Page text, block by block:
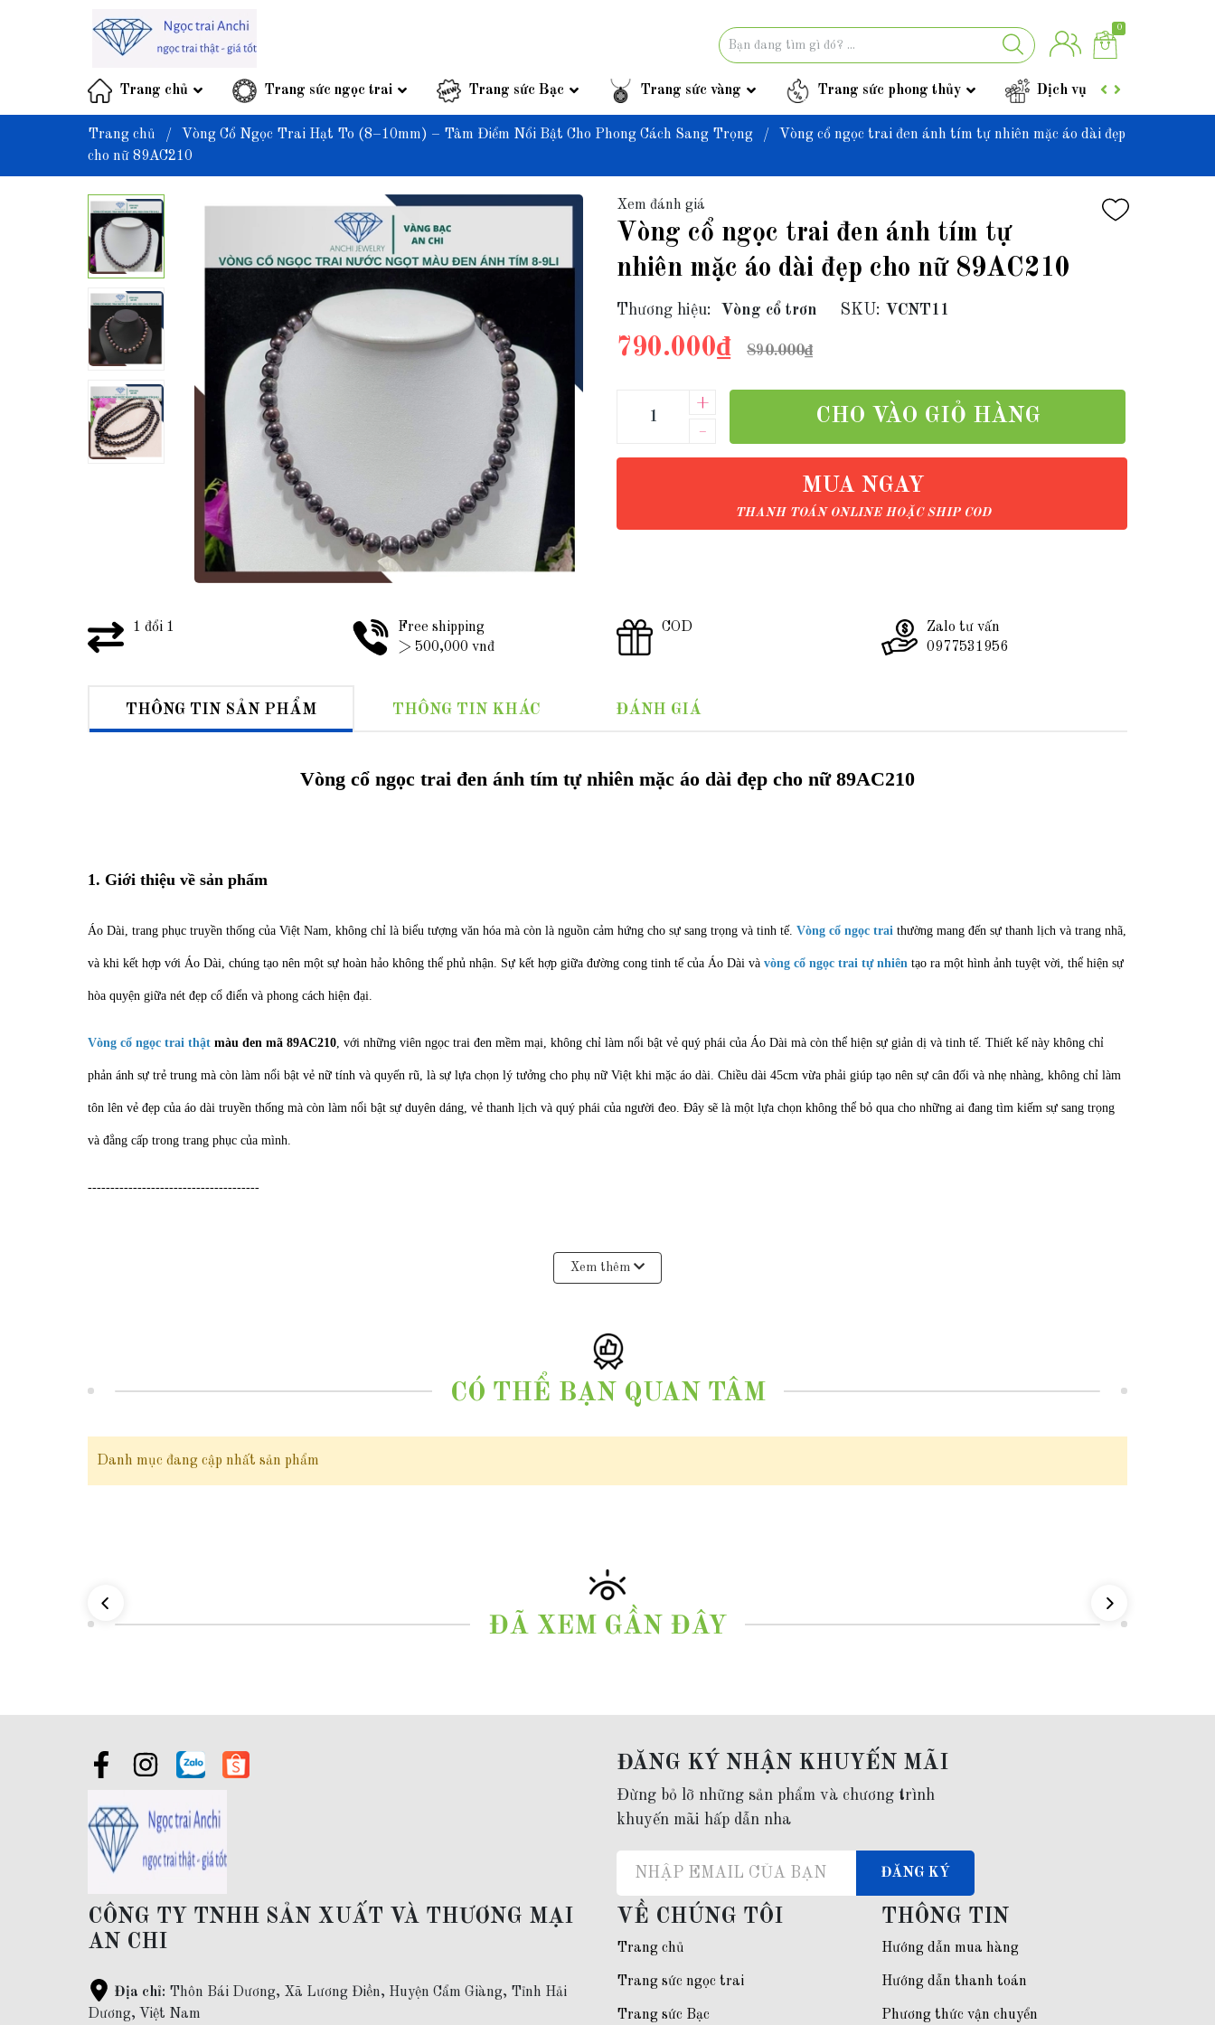
0
Trang chủ Trang sức ngọc trai Trang sức Bạc Trang sức vàng Trang sức phong thủy Dịch vụ
Trang chủ / Vòng Cổ Ngọc Trai Hạt To (8–10mm) – Tâm Điểm Nổi Bật Cho Phong Cách Sang Trọng /
Vòng cổ ngọc trai đen ánh tím tự nhiên mặc áo dài đẹp
cho nữ 89AC210
Xem đánh giá
Vòng cổ ngọc trai đen ánh tím tự
nhiên mặc áo dài đẹp cho nữ 89AC210
Thương hiệu: Vòng cổ trơn SKU: VCNT11
790.000₫ 890.000₫
–
+
CHO VÀO GIỎ HÀNG
MUA NGAY
THANH TOÁN ONLINE HOẶC SHIP COD
1 đổi 1
Free shipping
> 500,000 vnđ
COD
Zalo tư vấn
0977531956
THÔNG TIN SẢN PHẨM THÔNG TIN KHÁC ĐÁNH GIÁ
Vòng cổ ngọc trai đen ánh tím tự nhiên mặc áo dài đẹp cho nữ 89AC210
1. Giới thiệu về sản phẩm
Áo Dài, trang phục truyền thống của Việt Nam, không chỉ là biểu tượng văn hóa mà còn là nguồn cảm hứng cho sự sang trọng và tinh tế. Vòng cổ ngọc trai thường mang đến sự thanh lịch và trang nhã,
và khi kết hợp với Áo Dài, chúng tạo nên một sự hoàn hảo không thể phủ nhận. Sự kết hợp giữa đường cong tinh tế của Áo Dài và vòng cổ ngọc trai tự nhiên tạo ra một hình ảnh tuyệt vời, thể hiện sự
hòa quyện giữa nét đẹp cổ điển và phong cách hiện đại.
Vòng cổ ngọc trai thật màu đen mã 89AC210, với những viên ngọc trai đen mềm mại, không chỉ làm nổi bật vẻ quý phái của Áo Dài mà còn thể hiện sự giản dị và tinh tế. Thiết kế này không chỉ
phản ánh sự trẻ trung mà còn làm nổi bật vẻ nữ tính và quyến rũ, là sự lựa chọn lý tưởng cho phụ nữ Việt khi mặc áo dài. Chiều dài 45cm vừa phải giúp tạo nên sự cân đối và nhẹ nhàng, không chỉ làm
tôn lên vẻ đẹp của áo dài truyền thống mà còn làm nổi bật sự duyên dáng, vẻ thanh lịch và quý phái của người đeo. Đây sẽ là một lựa chọn không thể bỏ qua cho những ai đang tìm kiếm sự sang trọng
và đẳng cấp trong trang phục của mình.
--------------------------------------
Ngọc trai thậtnuôi nước ngọt tự nhiên, size 8ly - 9ly, màu đen ánh tím, xà cừ dày, có vết sinh trưởng tự nhiên
Khóa vặn - hợp kim cao cấp không đen xỉn
Dây cáp bến bỉ
Đối tượng sử dụng: Vòng cổngọc trai mặc áo dàiđẹp cho nữ, vòng cổ ngọc trai cho phụ nữ trung niên, vòng cổ ngọc trai cho mẹ
Bảo hành xâu xỏ lại chuỗi vòng, vệ sinh, làm sạch viên ngọc không thời hạn.
Bỏ sỉ ngọc trai:Khách hàng mua sỉ vui lòng liên hệ qua zalo
Xem thêm
CÓ THỂ BẠN QUAN TÂM
Danh mục đang cập nhất sản phẩm
ĐÃ XEM GẦN ĐÂY
ĐĂNG KÝ NHẬN KHUYẾN MÃI
Đừng bỏ lỡ những sản phẩm và chương trình
khuyến mãi hấp dẫn nha
ĐĂNG KÝ
CÔNG TY TNHH SẢN XUẤT VÀ THƯƠNG MẠI
AN CHI
Địa chỉ: Thôn Bái Dương, Xã Lương Điền, Huyện Cẩm Giàng, Tỉnh Hải
Dương, Việt Nam
VỀ CHÚNG TÔI
Trang chủ
Trang sức ngọc trai
Trang sức Bạc
THÔNG TIN
Hướng dẫn mua hàng
Hướng dẫn thanh toán
Phương thức vận chuyển